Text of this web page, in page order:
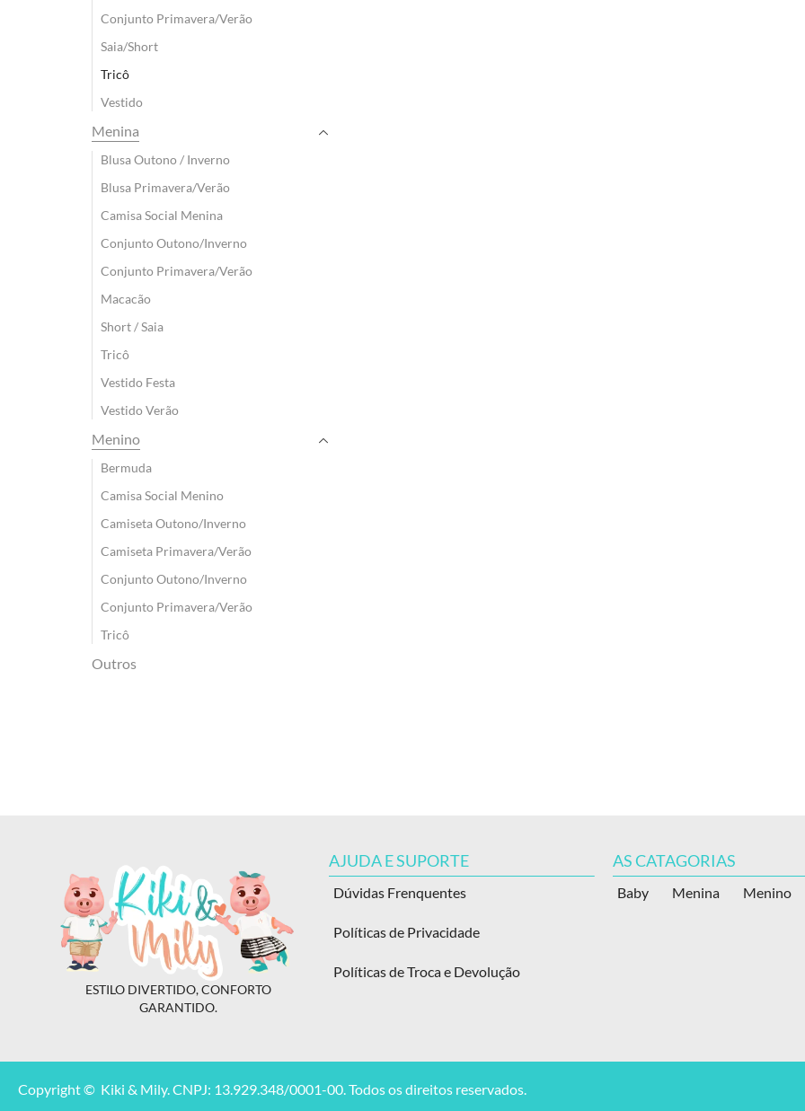
Conjunto Primavera/Verão
Saia/Short
Tricô
Vestido
Menina
Blusa Outono / Inverno
Blusa Primavera/Verão
Camisa Social Menina
Conjunto Outono/Inverno
Conjunto Primavera/Verão
Macacão
Short / Saia
Tricô
Vestido Festa
Vestido Verão
Menino
Bermuda
Camisa Social Menino
Camiseta Outono/Inverno
Camiseta Primavera/Verão
Conjunto Outono/Inverno
Conjunto Primavera/Verão
Tricô
Outros
ESTILO DIVERTIDO, CONFORTO
GARANTIDO.
AJUDA E SUPORTE
Dúvidas Frenquentes
Políticas de Privacidade
Políticas de Troca e Devolução
AS CATAGORIAS
Baby Menina Menino
Copyright © Kiki & Mily. CNPJ: 13.929.348/0001-00. Todos os direitos reservados.